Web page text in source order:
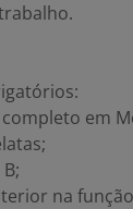
em
na